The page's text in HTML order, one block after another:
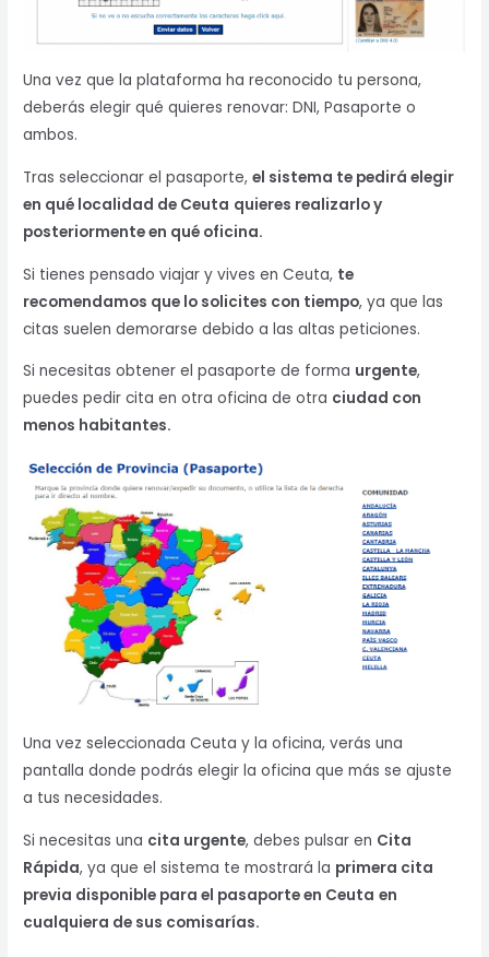
Una vez que la plataforma ha reconocido tu persona,
deberás elegir qué quieres renovar: DNI, Pasaporte o
ambos.
Tras seleccionar el pasaporte,el sistema te pedirá elegir
en qué localidad de Ceuta quieres realizarlo y
posteriormente en qué oficina.
Si tienes pensado viajar y vives en Ceuta, te
recomendamos que lo solicites con tiempo, ya que las
citas suelen demorarse debido a las altas peticiones.
Si necesitas obtener el pasaporte de forma urgente,
puedes pedir cita en otra oficina de otra ciudad con
menos habitantes.
Una vez seleccionada Ceuta y la oficina, verás una
pantalla donde podrás elegir la oficina que más se ajuste
a tus necesidades.
Si necesitas una cita urgente, debes pulsar en Cita
Rápida, ya que el sistema te mostrará la primera cita
previa disponible para el pasaporte en Ceuta en
cualquiera de sus comisarías.